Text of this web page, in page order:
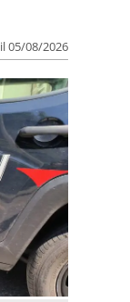
il 05/08/2026